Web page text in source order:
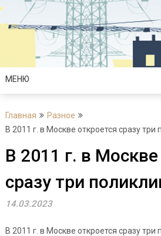
Перейти
содержимому
МЕНЮ
Главная
Разное
В 2011 г. в Москве откроется сразу три
В 2011 г. в Москве
сразу три
14.03.2023
В 2011 г. в Москве откроется сразу